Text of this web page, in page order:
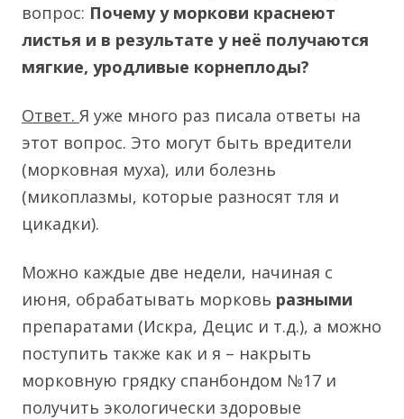
вопрос: Почему у моркови краснеют
листья и в результате у неё получаются
мягкие, уродливые корнеплоды?
Ответ. Я уже много раз писала ответы на
этот вопрос. Это могут быть вредители
(морковная муха), или болезнь
(микоплазмы, которые разносят тля и
цикадки).
Можно каждые две недели, начиная с
июня, обрабатывать морковь разными
препаратами (Искра, Децис и т.д.), а можно
поступить также как и я – накрыть
морковную грядку спанбондом №17 и
получить экологически здоровые